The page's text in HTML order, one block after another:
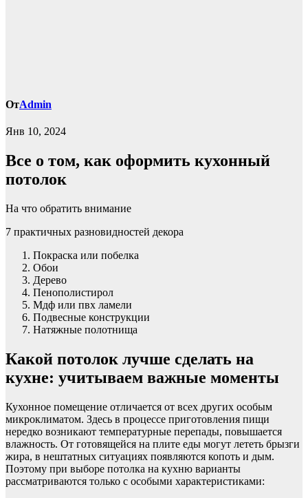
ОтAdmin
Янв 10, 2024
Все о том, как оформить кухонный
потолок
На что обратить внимание
7 практичных разновидностей декора
Покраска или побелка
Обои
Дерево
Пенополистирол
Мдф или пвх ламели
Подвесные конструкции
Натяжные полотнища
Какой потолок лучше сделать на
кухне: учитываем важные моменты
Кухонное помещение отличается от всех других особым
микроклиматом. Здесь в процессе приготовления пищи
нередко возникают температурные перепады, повышается
влажность. От готовящейся на плите еды могут лететь брызги
жира, в нештатных ситуациях появляются копоть и дым.
Поэтому при выборе потолка на кухню варианты
рассматриваются только с особыми характеристиками: